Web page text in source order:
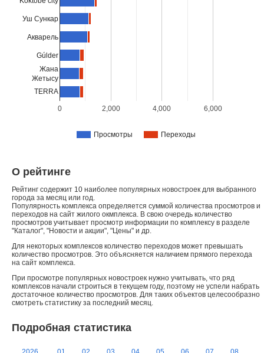
Просмотры Переходы
0 2,000 4,000 6,000
Уш Сункар
Акварель
Gúlder
Жана
Жетысу
TERRA
О рейтинге
Рейтинг содержит 10 наиболее популярных новостроек для выбранного
города за месяц или год.
Популярность комплекса определяется суммой количества просмотров и
переходов на сайт жилого окмплекса. В свою очередь количество
просмотров учитывает просмотр информации по комплексу в разделе
"Каталог", "Новости и акции", "Цены" и др.
Для некоторых комплексов количество переходов может превышать
количество просмотров. Это объясняется наличием прямого перехода
на сайт комплекса.
При просмотре популярных новостроек нужно учитывать, что ряд
комплексов начали строиться в текущем году, поэтому не успели набрать
достаточное количество просмотров. Для таких объектов целесообразно
смотреть статистику за последний месяц.
Подробная статистика